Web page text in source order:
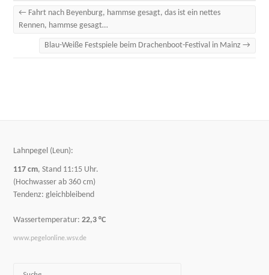
← Fahrt nach Beyenburg, hammse gesagt, das ist ein nettes
Rennen, hammse gesagt…
Blau-Weiße Festspiele beim Drachenboot-Festival in Mainz →
Lahnpegel (Leun):
117 cm, Stand 11:15 Uhr.
(Hochwasser ab 360 cm)
Tendenz: gleichbleibend
Wassertemperatur:22,3 °C
www.pegelonline.wsv.de